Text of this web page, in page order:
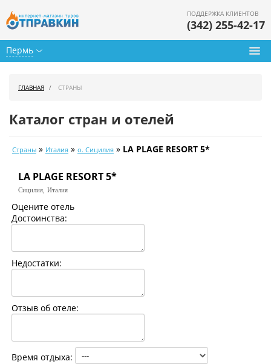
Пермь
ПОДДЕРЖКА КЛИЕНТОВ
(342) 255-42-17
Календарь туров
Цены дня
Страны
ГЛАВНАЯ СТРАНЫ
Каталог стран и отелей
Страны » Италия » о. Сицилия » LA PLAGE RESORT 5*
LA PLAGE RESORT 5*
Сицилия, Италия
Оцените отель
Достоинства:
Недостатки:
Отзыв об отеле:
Время отдыха: